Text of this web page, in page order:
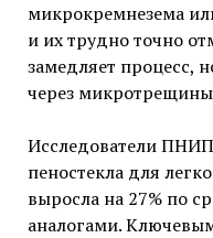
микрокремнезема
и их трудно точно
замедляет процесс,
через
Исследователи
пеностекла для
выросла на 27% по
аналогами.